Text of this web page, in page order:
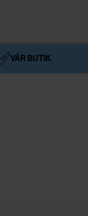
VÅR BUTIK